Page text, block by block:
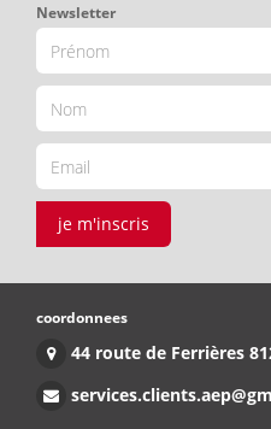
Newsletter
je m'inscris
coordonnees
44 route de Ferrières